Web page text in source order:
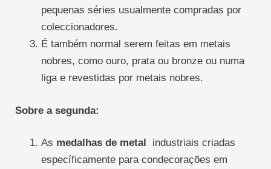
pequenas séries usualmente compradas por
coleccionadores.
É também normal serem feitas em metais
nobres, como ouro, prata ou bronze ou numa
liga e revestidas por metais nobres.
Sobre a segunda:
As medalhas de metal
industriais criadas
específicamente para condecorações em